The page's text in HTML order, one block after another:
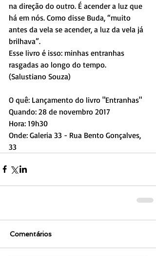
na direção do outro. É acender a luz que
há em nós. Como disse Buda, “muito
antes da vela se acender, a luz da vela já
brilhava”.
Esse livro é isso: minhas entranhas
rasgadas ao longo do tempo.
(Salustiano Souza)
O quê: Lançamento do livro "Entranhas"
Quando: 28 de novembro 2017
Hora: 19h30
Onde: Galeria 33 - Rua Bento Gonçalves,
33
Comentários